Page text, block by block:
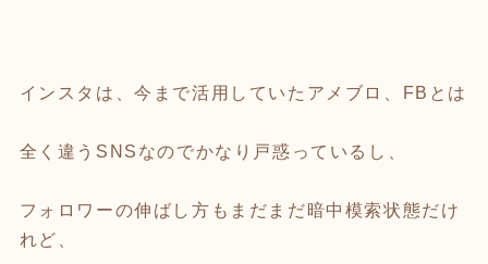
インスタは、今まで活用していたアメブロ、FBとは
全く違うSNSなのでかなり戸惑っているし、
フォロワーの伸ばし方もまだまだ暗中模索状態だけ
れど、